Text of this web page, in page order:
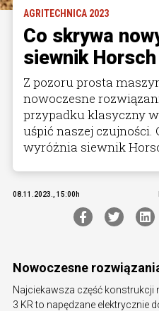
AGRITECHNICA 2023
Co skrywa
siewnik
Z pozoru prosta
nowoczesne
przypadku klasyczny
uśpić naszej czujności.
wyróżnia siewnik
08.11.2023., 15:00h
Nowoczesne
Najciekawsza część
3 KR to napędzane elektrycznie